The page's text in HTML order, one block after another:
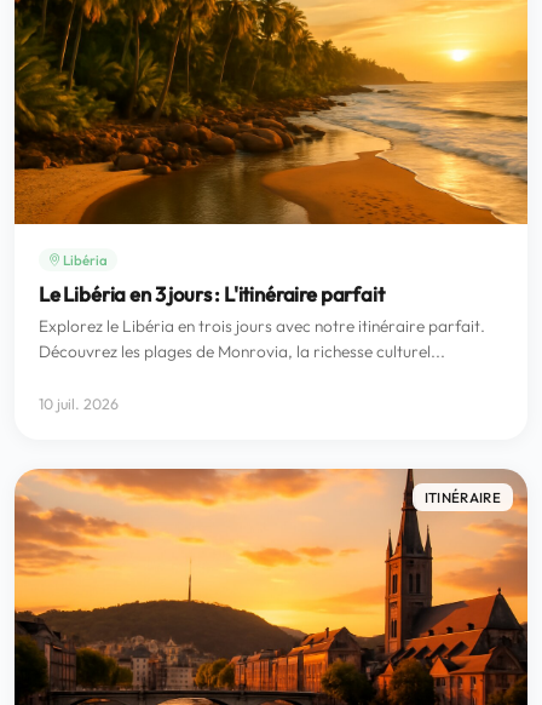
Libéria
Le Libéria en 3 jours : L'itinéraire parfait
Explorez le Libéria en trois jours avec notre itinéraire parfait.
Découvrez les plages de Monrovia, la richesse culturel...
10 juil. 2026
ITINÉRAIRE